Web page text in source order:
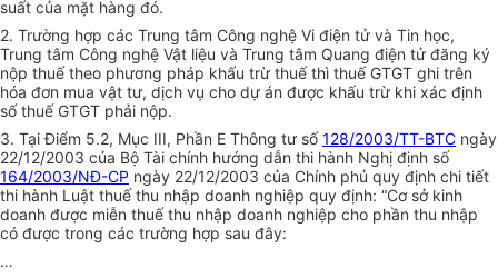
suất của mặt hàng đó.
2. Trường hợp các Trung tâm Công nghệ Vi điện tử và Tin học,
Trung tâm Công nghệ Vật liệu và Trung tâm Quang điện tử đăng ký
nộp thuế theo phương pháp khấu trừ thuế thì thuế GTGT ghi trên
hóa đơn mua vật tư, dịch vụ cho dự án được khấu trừ khi xác định
số thuế GTGT phải nộp.
3. Tại Điểm 5.2, Mục III, Phần E Thông tư số128/2003/TT-BTC ngày
22/12/2003 của Bộ Tài chính hướng dẫn thi hành Nghị định số
164/2003/NĐ-CP ngày 22/12/2003 của Chính phủ quy định chi tiết
thi hành Luật thuế thu nhập doanh nghiệp quy định: “Cơ sở kinh
doanh được miễn thuế thu nhập doanh nghiệp cho phần thu nhập
có được trong các trường hợp sau đây:
…